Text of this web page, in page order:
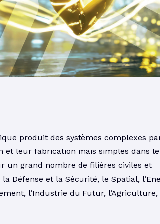
produit des systèmes complexes
et leur fabrication mais simples dans
un grand nombre de filières civiles et
Défense et la Sécurité, le Spatial,
l’Industrie du Futur, l’Agriculture,